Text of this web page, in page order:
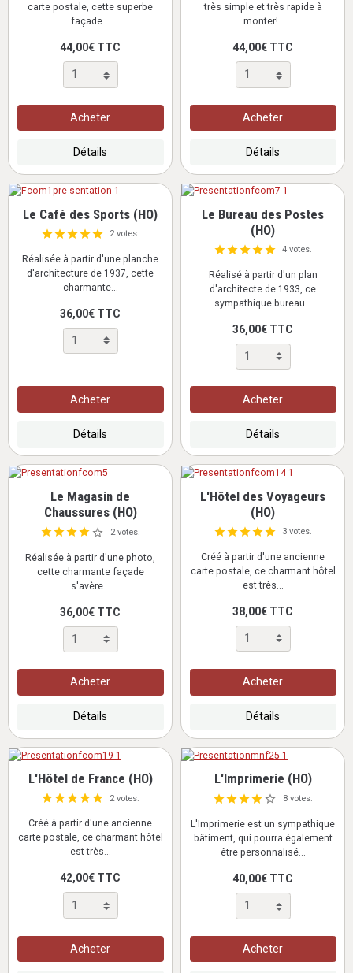
carte postale, cette superbe
façade...
44,00€ TTC
Acheter
Détails
très simple et très rapide à
monter!
44,00€ TTC
Acheter
Détails
Le Café des Sports (HO)
2 votes.
Réalisée à partir d'une planche
d'architecture de 1937, cette
charmante...
36,00€ TTC
Acheter
Détails
Le Bureau des Postes
(HO)
4 votes.
Réalisé à partir d'un plan
d'architecte de 1933, ce
sympathique bureau...
36,00€ TTC
Acheter
Détails
Le Magasin de
Chaussures (HO)
2 votes.
Réalisée à partir d'une photo,
cette charmante façade
s'avère...
36,00€ TTC
Acheter
Détails
L'Hôtel des Voyageurs
(HO)
3 votes.
Créé à partir d'une ancienne
carte postale, ce charmant hôtel
est très...
38,00€ TTC
Acheter
Détails
L'Hôtel de France (HO)
2 votes.
Créé à partir d'une ancienne
carte postale, ce charmant hôtel
est très...
42,00€ TTC
Acheter
L'Imprimerie (HO)
8 votes.
L'Imprimerie est un sympathique
bâtiment, qui pourra également
être personnalisé...
40,00€ TTC
Acheter